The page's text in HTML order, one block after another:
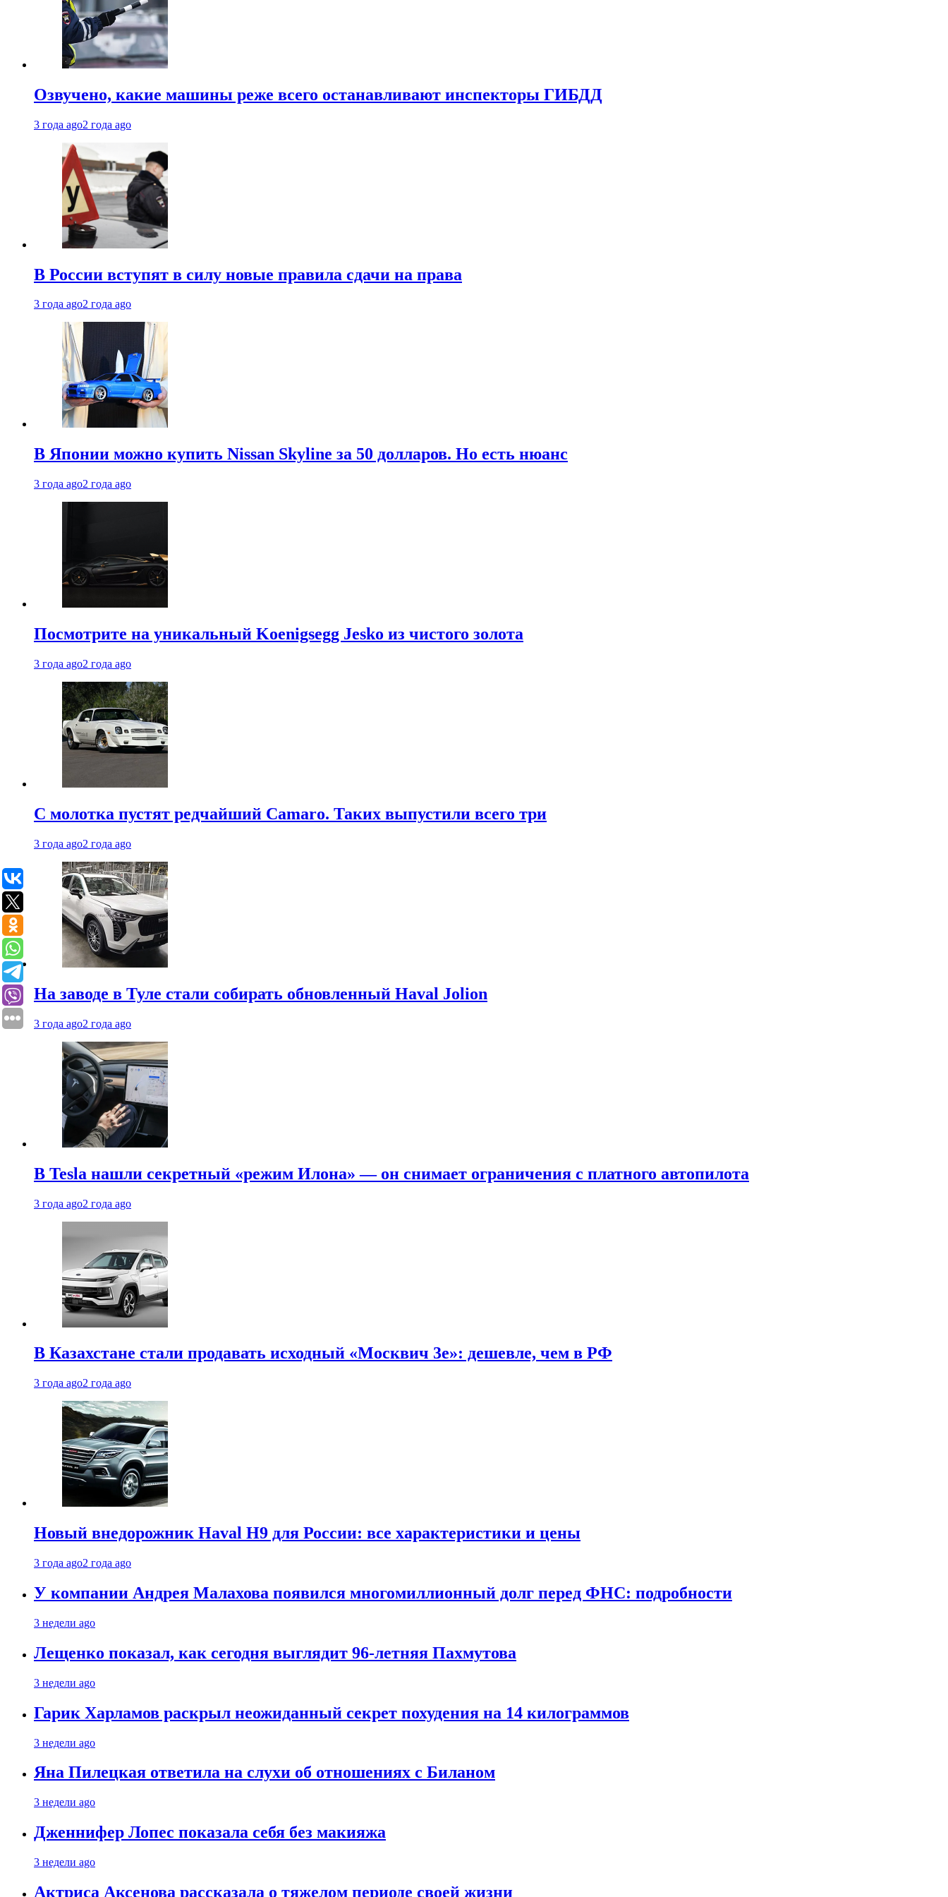
Озвучено, какие машины реже всего останавливают инспекторы ГИБДД
3 года ago2 года ago
В России вступят в силу новые правила сдачи на права
3 года ago2 года ago
В Японии можно купить Nissan Skyline за 50 долларов. Но есть нюанс
3 года ago2 года ago
Посмотрите на уникальный Koenigsegg Jesko из чистого золота
3 года ago2 года ago
С молотка пустят редчайший Camaro. Таких выпустили всего три
3 года ago2 года ago
На заводе в Туле стали собирать обновленный Haval Jolion
3 года ago2 года ago
В Tesla нашли секретный «режим Илона» — он снимает ограничения с платного автопилота
3 года ago2 года ago
В Казахстане стали продавать исходный «Москвич 3e»: дешевле, чем в РФ
3 года ago2 года ago
Новый внедорожник Haval H9 для России: все характеристики и цены
3 года ago2 года ago
У компании Андрея Малахова появился многомиллионный долг перед ФНС: подробности
3 недели ago
Лещенко показал, как сегодня выглядит 96-летняя Пахмутова
3 недели ago
Гарик Харламов раскрыл неожиданный секрет похудения на 14 килограммов
3 недели ago
Яна Пилецкая ответила на слухи об отношениях с Биланом
3 недели ago
Дженнифер Лопес показала себя без макияжа
3 недели ago
Актриса Аксенова рассказала о тяжелом периоде своей жизни